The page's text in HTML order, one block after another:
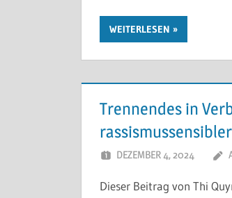
WEITERLESEN
Trennendes in
DEZEMBER 4, 2024
Dieser Beitrag von Thi